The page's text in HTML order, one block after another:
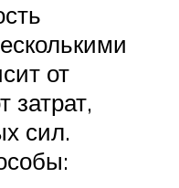
от
затрат,
сил.